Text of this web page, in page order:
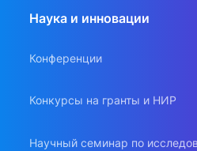
Наука и инновации
Конференции
Конкурсы на гранты и НИР
Научный семинар по